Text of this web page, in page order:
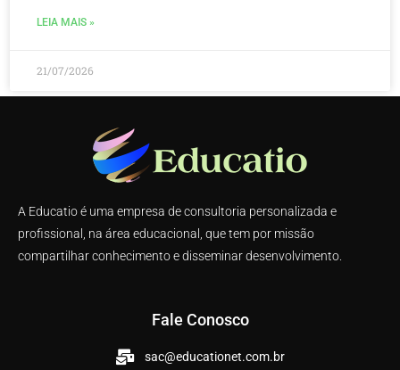
LEIA MAIS »
21/07/2026
A Educatio é uma empresa de consultoria personalizada e
profissional, na área educacional, que tem por missão
compartilhar conhecimento e disseminar desenvolvimento.
Fale Conosco
sac@educationet.com.br